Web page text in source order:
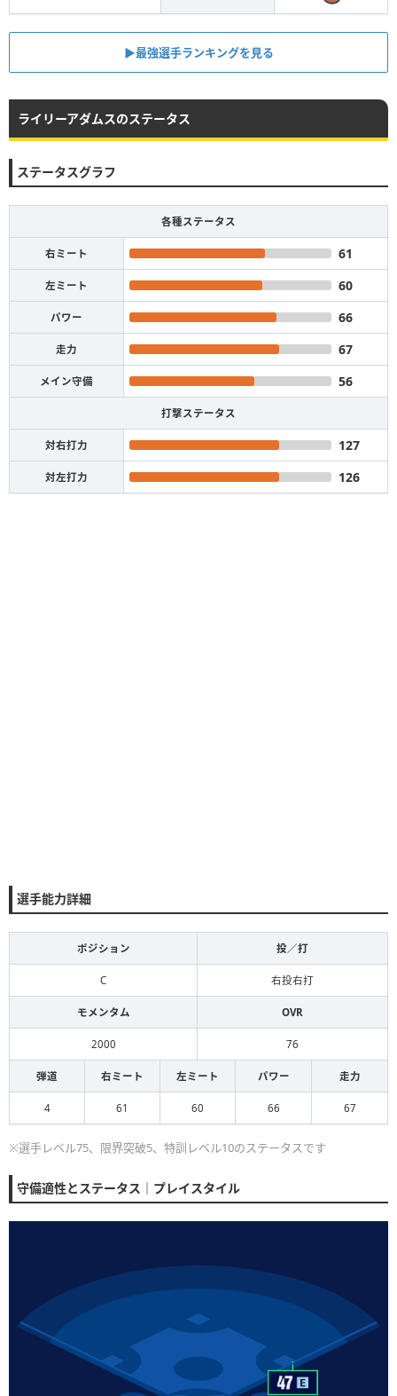
▶︎最強選手ランキングを見る
ライリーアダムスのステータス
ステータスグラフ
各種ステータス
右ミート 61
左ミート 60
パワー 66
走力 67
メイン守備 56
打撃ステータス
対右打力 127
対左打力 126
選手能力詳細
ポジション 投／打
C 右投右打
モメンタム OVR
2000 76
弾道 右ミート 左ミート パワー 走力
4 61 60 66 67
※選手レベル75、限界突破5、特訓レベル10のステータスです
守備適性とステータス｜プレイスタイル